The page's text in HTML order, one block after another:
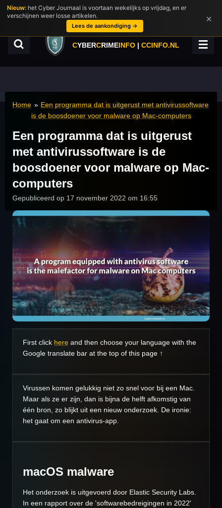
Ga
direct
hoofdinhoud
CYBERCRIMEINFO | CCINFO.NL
Home » Een programma dat is uitgerust met antivirussoftware
is de boosdoener voor malware op Mac-computers
Een programma dat is uitgerust
met antivirussoftware is de
boosdoener voor malware op Mac-
computers
Gepubliceerd op 17 november 2022 om 16:55
First click here and then choose your language with the
Google translate bar at the top of this page ↑
Virussen komen gelukkig niet zo snel voor bij een Mac.
Maar als ze er zijn, dan is bijna de helft afkomstig van
één bron, zo blijkt uit een nieuw onderzoek. De ironie:
het gaat om een antivirus-app.
macOS malware
Het onderzoek is uitgevoerd door Elastic Security Labs.
In een rapport over de 'softwarebedreigingen in 2022'
Nieuw: het Cyber Journaal is voortaan wekelijks op vrijdag, en er
verschijnen weer losse artikelen.
Lees de aankondiging →
×